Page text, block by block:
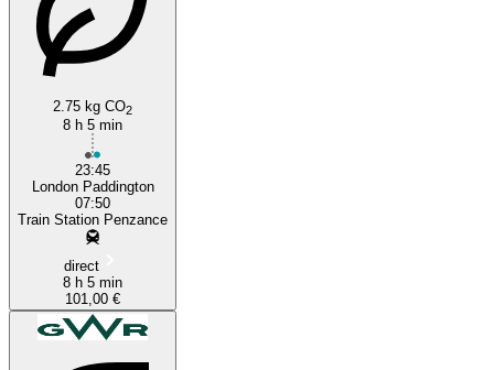
Penzance
2.75 kg CO2
8 h 5 min
23:45
London Paddington
07:50
Train Station Penzance
direct
8 h 5 min
101,00 €